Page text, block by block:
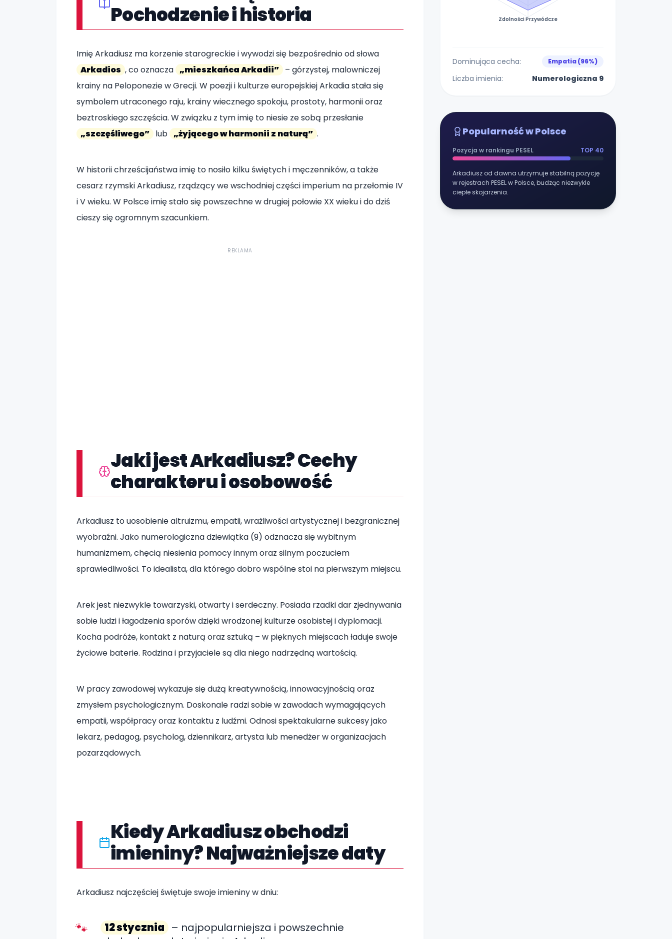
Pochodzenie i historia
Imię Arkadiusz ma korzenie starogreckie i wywodzi się bezpośrednio od słowa
Arkadios , co oznacza „mieszkańca Arkadii” – górzystej, malowniczej
krainy na Peloponezie w Grecji. W poezji i kulturze europejskiej Arkadia stała się
symbolem utraconego raju, krainy wiecznego spokoju, prostoty, harmonii oraz
beztroskiego szczęścia. W związku z tym imię to niesie ze sobą przesłanie
„szczęśliwego” lub „żyjącego w harmonii z naturą” .
W historii chrześcijaństwa imię to nosiło kilku świętych i męczenników, a także
cesarz rzymski Arkadiusz, rządzący we wschodniej części imperium na przełomie IV
i V wieku. W Polsce imię stało się powszechne w drugiej połowie XX wieku i do dziś
cieszy się ogromnym szacunkiem.
REKLAMA
Jaki jest Arkadiusz? Cechy
charakteru i osobowość
Arkadiusz to uosobienie altruizmu, empatii, wrażliwości artystycznej i bezgranicznej
wyobraźni. Jako numerologiczna dziewiątka (9) odznacza się wybitnym
humanizmem, chęcią niesienia pomocy innym oraz silnym poczuciem
sprawiedliwości. To idealista, dla którego dobro wspólne stoi na pierwszym miejscu.
Arek jest niezwykle towarzyski, otwarty i serdeczny. Posiada rzadki dar zjednywania
sobie ludzi i łagodzenia sporów dzięki wrodzonej kulturze osobistej i dyplomacji.
Kocha podróże, kontakt z naturą oraz sztuką – w pięknych miejscach ładuje swoje
życiowe baterie. Rodzina i przyjaciele są dla niego nadrzędną wartością.
W pracy zawodowej wykazuje się dużą kreatywnością, innowacyjnością oraz
zmysłem psychologicznym. Doskonale radzi sobie w zawodach wymagających
empatii, współpracy oraz kontaktu z ludźmi. Odnosi spektakularne sukcesy jako
lekarz, pedagog, psycholog, dziennikarz, artysta lub menedżer w organizacjach
pozarządowych.
Kiedy Arkadiusz obchodzi
imieniny? Najważniejsze daty
Arkadiusz najczęściej świętuje swoje imieniny w dniu:
12 stycznia – najpopularniejsza i powszechnie
Zdolności Przywódcze
Dominująca cecha: Empatia (96%)
Liczba imienia: Numerologiczna 9
Popularność w Polsce
Pozycja w rankingu PESEL TOP 40
Arkadiusz od dawna utrzymuje stabilną pozycję
w rejestrach PESEL w Polsce, budząc niezwykle
ciepłe skojarzenia.